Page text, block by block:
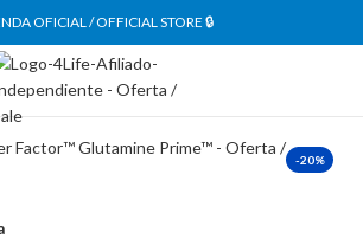
OFICIAL / OFFICIAL STORE 🔒
-20%